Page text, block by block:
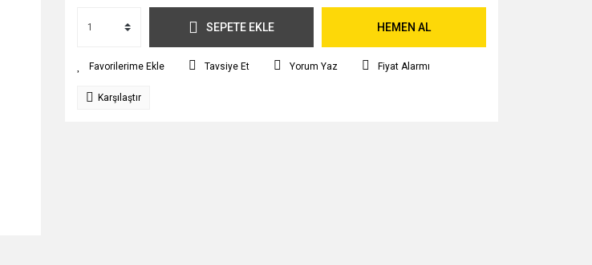
SEPETE EKLE HEMEN AL
Tavsiye Et Yorum Yaz Fiyat Alarmı
Karşılaştır